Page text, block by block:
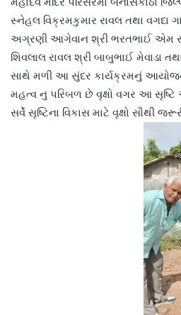
સ્નેહલ વિક્રમકુમાર રાવલ તથા વગદા
અગ્રણી આગેવાન શ્રી ભરતભાઈ એમ
શિવલાલ રાવલ શ્રી બાબુભાઈ મેવાડા
સાથે મળી આ સુંદર કાર્યક્રમનું આયોજન
મહત્વ નુ પરિબળ છે વૃક્ષો વગર આ સૃષ્ટિ
સર્વે સૃષ્ટિના વિકાસ માટે વૃક્ષો સૌથી